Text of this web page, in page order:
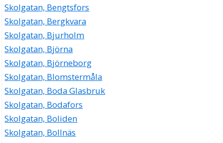
Skolgatan, Bengtsfors
Skolgatan, Bergkvara
Skolgatan, Bjurholm
Skolgatan, Björna
Skolgatan, Björneborg
Skolgatan, Blomstermåla
Skolgatan, Boda Glasbruk
Skolgatan, Bodafors
Skolgatan, Boliden
Skolgatan, Bollnäs